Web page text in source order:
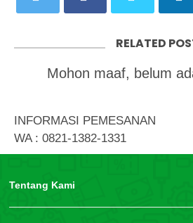
RELATED
Mohon maaf, belum
INFORMASI PEMESANAN
WA : 0821-1382-1331
Tentang Kami